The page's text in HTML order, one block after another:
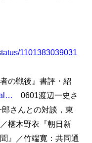
1101383039031
の戦後』書評・紹
0601渡辺一史さ
さんとの対談，東
椹木野衣『朝日新
』／竹端寛：共同通